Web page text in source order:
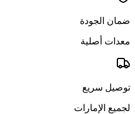
ضمان الجودة
معدات أصلية
توصيل سريع
لجميع الإمارات